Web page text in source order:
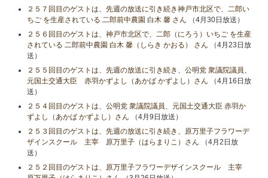
２５７回目のゲストは、先週の放送に引き続き神戸市北区で、二郎い
ちご を生産されている 二郎前中農園 白木 馨 さん （4月30日放送）
２５６回目のゲストは、神戸市北区で、二郎（にろう）いちご を生産
されている 二郎前中農園 白木 馨（しらき かおる） さん （4月23日放
送）
２５５回目のゲストは、先週の放送に引き続き、公明党 衆議院議員、
元国土交通大臣 赤羽かずよし（あかば かずよし）さん （4月16日放
送）
２５４回目のゲストは、公明党 衆議院議員、元国土交通大臣 赤羽か
ずよし（あかば かずよし）さん （4月9日放送）
２５３回目のゲストは、先週の放送に引き続き、原万里子フラワーデ
ザインスクール 主宰 原万里子（はらまりこ）さん （4月2日放
送）
２５２回目のゲストは、原万里子フラワーデザインスクール 主宰